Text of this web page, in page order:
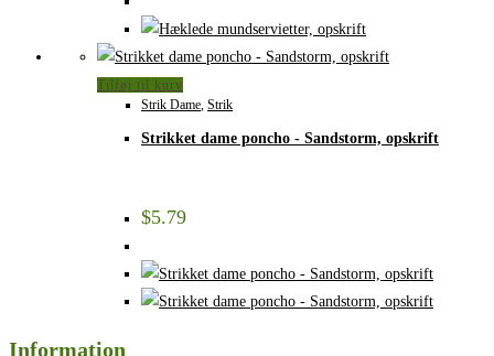
Tilføj til kurv
Strik Dame, Strik
Strikket dame poncho - Sandstorm, opskrift
$5.79
Information